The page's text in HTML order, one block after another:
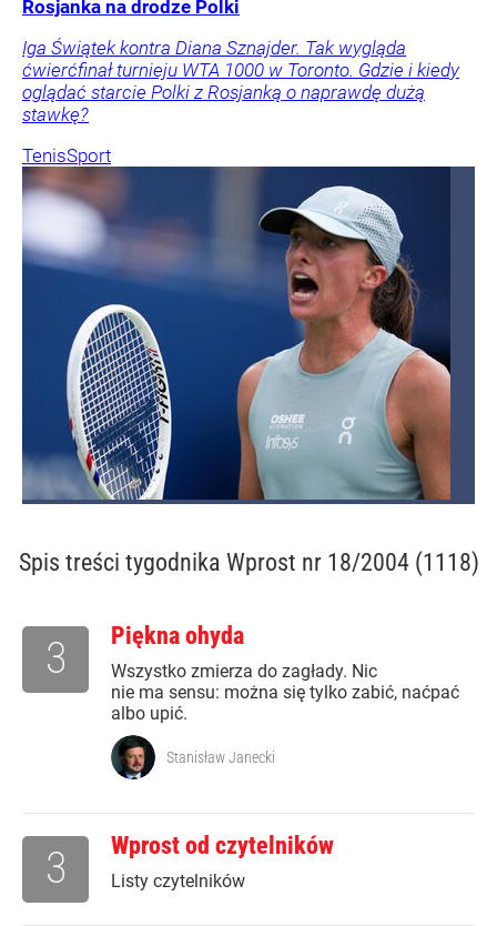
Rosjanka na drodze Polki
Iga Świątek kontra Diana Sznajder. Tak wygląda
ćwierćfinał turnieju WTA 1000 w Toronto. Gdzie i kiedy
oglądać starcie Polki z Rosjanką o naprawdę dużą
stawkę?
TenisSport
Spis treści tygodnika Wprost nr 18/2004 (1118)
Piękna ohyda
Wszystko zmierza do zagłady. Nic
nie ma sensu: można się tylko zabić, naćpać
albo upić.
3
Stanisław Janecki
Wprost od czytelników
Listy czytelników
3